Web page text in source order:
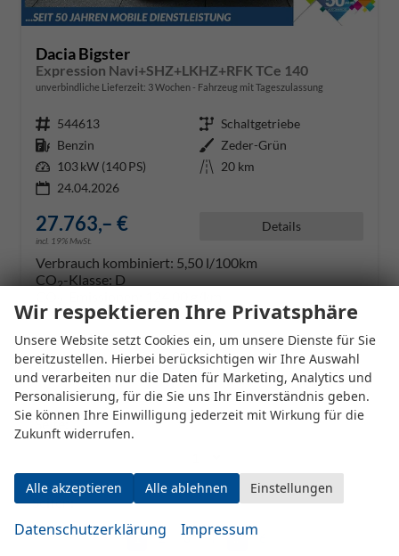
Dacia Bigster
Expression Navi+SHZ+LKHZ+RFK TCe 140
unverbindliche Lieferzeit: 3 Wochen Fahrzeug mit Tageszulassung
Fahrzeugnr. 544613 Getriebe Schaltgetriebe
Kraftstoff Benzin Außenfarbe Zeder-Grün
Leistung 103 kW (140 PS) Kilometerstand 20 km
24.04.2026
27.763,– €
incl. 19% MwSt.
Details
Verbrauch kombiniert: 5,50 l/100km
CO2-Klasse: D
Datensätze pro Seite:
10 20 50 100 250
Seite:
Seiten:
1 2 3 4 ...
Wir respektieren Ihre Privatsphäre
Unsere Website setzt Cookies ein, um unsere Dienste für Sie
bereitzustellen. Hierbei berücksichtigen wir Ihre Auswahl
und verarbeiten nur die Daten für Marketing, Analytics und
Personalisierung, für die Sie uns Ihr Einverständnis geben.
Sie können Ihre Einwilligung jederzeit mit Wirkung für die
Zukunft widerrufen.
Alle akzeptieren Alle ablehnen Einstellungen
Datenschutzerklärung Impressum